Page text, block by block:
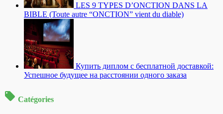
LES 9 TYPES D’ONCTION DANS LA
BIBLE (Toute autre “ONCTION” vient du diable)
Купить диплом с бесплатной доставкой:
Успешное будущее на расстоянии одного заказа
Catégories